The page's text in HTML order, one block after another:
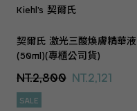
Kiehl’s 契爾氏
契爾氏 激光三酸煥膚精華液
(50ml)(專櫃公司貨)
NT.2,800 NT.2,121
SALE